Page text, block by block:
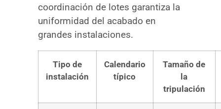
coordinación de lotes garantiza la
uniformidad del acabado en
grandes instalaciones.
Tipo de
instalación
Calendario
típico
Tamaño de
la
tripulación